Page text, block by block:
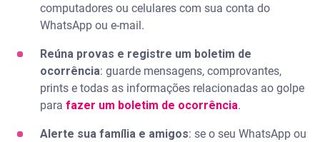
computadores ou celulares com sua conta do
WhatsApp ou e-mail.
Reúna provas e registre um boletim de
ocorrência: guarde mensagens, comprovantes,
prints e todas as informações relacionadas ao golpe
para fazer um boletim de ocorrência.
Alerte sua família e amigos: se o seu WhatsApp ou